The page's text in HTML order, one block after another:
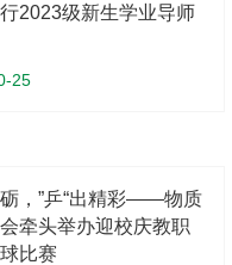
2023级新生学业导师
25
，”乒“出精彩——物质
牵头举办迎校庆教职
比赛